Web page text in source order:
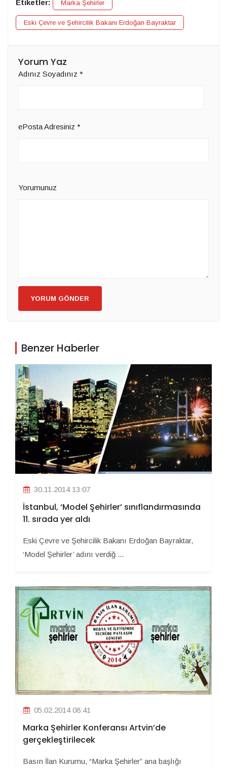
Etiketler: Marka Şehirler
Eski Çevre ve Şehircilik Bakanı Erdoğan Bayraktar
Yorum Yaz
Adınız Soyadınız *
ePosta Adresiniz *
Yorumunuz
YORUM GÖNDER
Benzer Haberler
30.11.2014 13:07
İstanbul, ‘Model Şehirler’ sınıflandırmasında
11. sırada yer aldı
Eski Çevre ve Şehircilik Bakanı Erdoğan Bayraktar,
‘Model Şehirler’ adını verdiğ ...
05.02.2014 08:41
Marka Şehirler Konferansı Artvin’de
gerçekleştirilecek
Basın İlan Kurumu, “Marka Şehirler” ana başlığı